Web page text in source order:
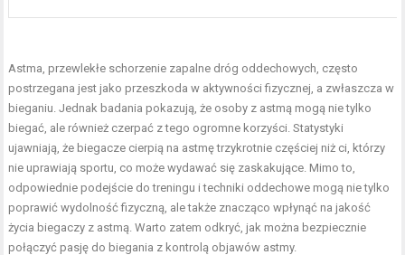
Astma, przewlekłe schorzenie zapalne dróg oddechowych, często
postrzegana jest jako przeszkoda w aktywności fizycznej, a zwłaszcza w
bieganiu. Jednak badania pokazują, że osoby z astmą mogą nie tylko
biegać, ale również czerpać z tego ogromne korzyści. Statystyki
ujawniają, że biegacze cierpią na astmę trzykrotnie częściej niż ci, którzy
nie uprawiają sportu, co może wydawać się zaskakujące. Mimo to,
odpowiednie podejście do treningu itechniki oddechowe mogą nie tylko
poprawić wydolność fizyczną, ale także znacząco wpłynąć na jakość
życia biegaczy z astmą. Warto zatem odkryć, jak można bezpiecznie
połączyć pasję do biegania z kontrolą objawów astmy.